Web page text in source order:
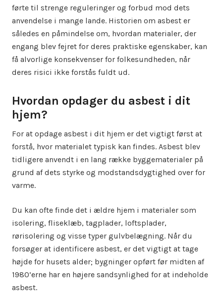
førte til strenge reguleringer og forbud mod dets
anvendelse i mange lande. Historien om asbest er
således en påmindelse om, hvordan materialer, der
engang blev fejret for deres praktiske egenskaber, kan
få alvorlige konsekvenser for folkesundheden, når
deres risici ikke forstås fuldt ud.
Hvordan opdager du asbest i dit
hjem?
For at opdage asbest i dit hjem er det vigtigt først at
forstå, hvor materialet typisk kan findes. Asbest blev
tidligere anvendt i en lang række byggematerialer på
grund af dets styrke og modstandsdygtighed over for
varme.
Du kan ofte finde det i ældre hjem i materialer som
isolering, fliseklæb, tagplader, loftsplader,
rørisolering og visse typer gulvbelægning. Når du
forsøger at identificere asbest, er det vigtigt at tage
højde for husets alder; bygninger opført før midten af
1980’erne har en højere sandsynlighed for at indeholde
asbest.